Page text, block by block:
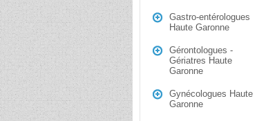
Gastro-entérologues
Haute Garonne
Gérontologues -
Gériatres Haute
Garonne
Gynécologues Haute
Garonne